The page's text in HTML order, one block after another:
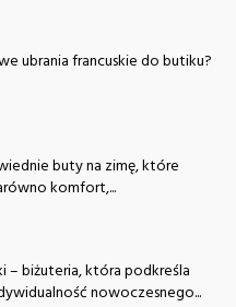
ubrania francuskie do butiku?
buty na zimę, które
komfort,...
– biżuteria, która podkreśla
nowoczesnego...